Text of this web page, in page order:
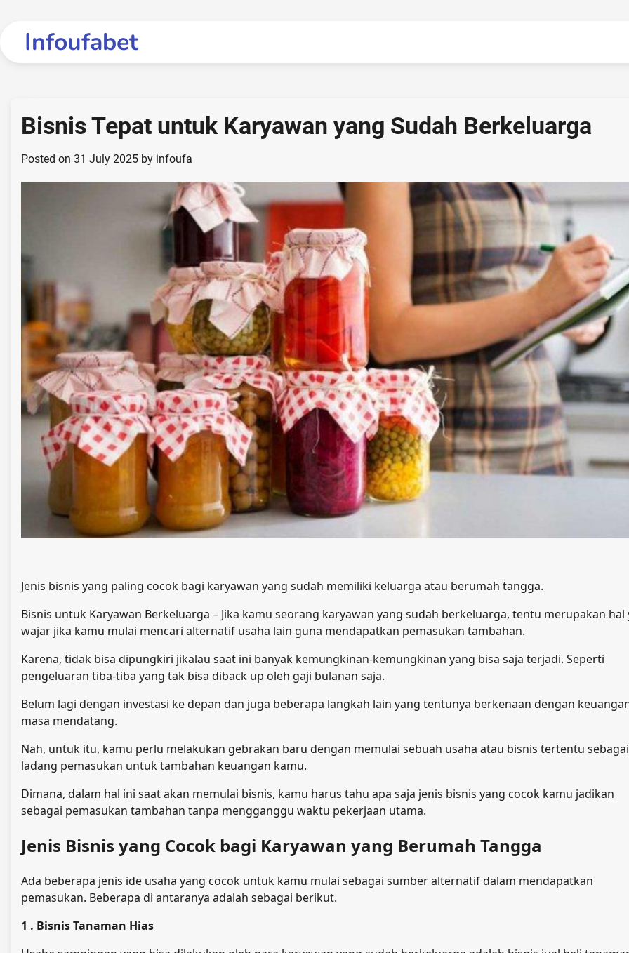
contentInfoufabet
Bisnis Tepat untuk Karyawan yang Sudah Berkeluarga
Posted on 31 July 2025 by infoufa
Jenis bisnis yang paling cocok bagi karyawan yang sudah memiliki keluarga atau berumah tangga.
Bisnis untuk Karyawan Berkeluarga – Jika kamu seorang karyawan yang sudah berkeluarga, tentu merupakan hal
wajar jika kamu mulai mencari alternatif usaha lain guna mendapatkan pemasukan tambahan.
Karena, tidak bisa dipungkiri jikalau saat ini banyak kemungkinan-kemungkinan yang bisa saja terjadi. Seperti
pengeluaran tiba-tiba yang tak bisa diback up oleh gaji bulanan saja.
Belum lagi dengan investasi ke depan dan juga beberapa langkah lain yang tentunya berkenaan dengan
masa mendatang.
Nah, untuk itu, kamu perlu melakukan gebrakan baru dengan memulai sebuah usaha atau bisnis tertentu sebagai
ladang pemasukan untuk tambahan keuangan kamu.
Dimana, dalam hal ini saat akan memulai bisnis, kamu harus tahu apa saja jenis bisnis yang cocok kamu jadikan
sebagai pemasukan tambahan tanpa mengganggu waktu pekerjaan utama.
Jenis Bisnis yang Cocok bagi Karyawan yang Berumah Tangga
Ada beberapa jenis ide usaha yang cocok untuk kamu mulai sebagai sumber alternatif dalam mendapatkan
pemasukan. Beberapa di antaranya adalah sebagai berikut.
1 . Bisnis Tanaman Hias